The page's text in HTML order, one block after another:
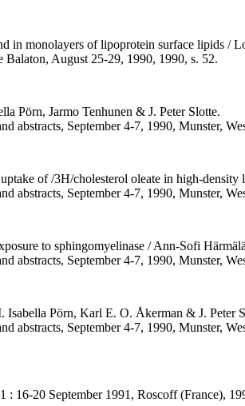
in monolayers of lipoprotein surface lipids /
August 25-29, 1990, 1990, s. 52.
Pörn, Jarmo Tenhunen & J. Peter Slotte.
abstracts, September 4-7, 1990, Munster,
of /3H/cholesterol oleate in high-
abstracts, September 4-7, 1990, Munster,
to sphingomyelinase / Ann-Sofi
abstracts, September 4-7, 1990, Munster,
Isabella Pörn, Karl E. O. Åkerman & J. Peter
abstracts, September 4-7, 1990, Munster,
16-20 September 1991, Roscoff (France),